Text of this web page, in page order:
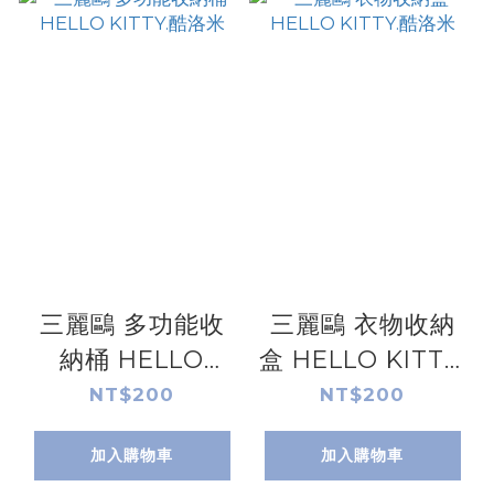
三麗鷗 多功能收
納桶 HELLO
KITTY.酷洛米
NT$200
加入購物車
三麗鷗 衣物收納
盒 HELLO KITTY.
酷洛米
NT$200
加入購物車